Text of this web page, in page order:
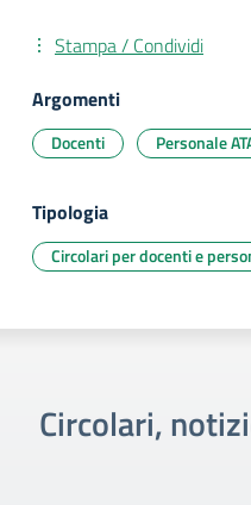
Stampa / Condividi
Argomenti
Docenti Personale
Tipologia
Circolari per docenti e
Circolari,